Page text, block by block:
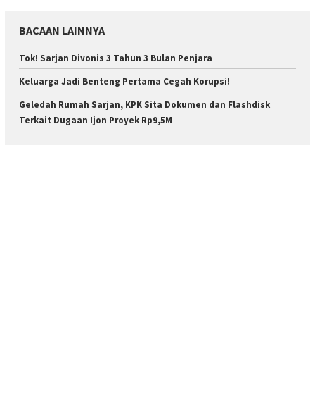
BACAAN LAINNYA
Tok! Sarjan Divonis 3 Tahun 3 Bulan Penjara
Keluarga Jadi Benteng Pertama Cegah Korupsi!
Geledah Rumah Sarjan, KPK Sita Dokumen dan Flashdisk
Terkait Dugaan Ijon Proyek Rp9,5M